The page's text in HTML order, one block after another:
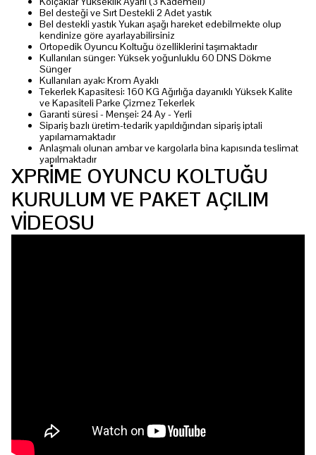
Bel desteği ve Sırt Destekli 2 Adet yastık
Bel destekli yastık Yukarı aşağı hareket edebilmekte olup
kendinize göre ayarlayabilirsiniz
Ortopedik Oyuncu Koltuğu özelliklerini taşımaktadır
Kullanılan sünger: Yüksek yoğunluklu 60 DNS Dökme
Sünger
Kullanılan ayak: Krom Ayaklı
Tekerlek Kapasitesi: 160 KG Ağırlığa dayanıklı Yüksek Kalite
ve Kapasiteli Parke Çizmez Tekerlek
Garanti süresi - Menşei: 24 Ay - Yerli
Sipariş bazlı üretim-tedarik yapıldığından sipariş iptali
yapılamamaktadır
Anlaşmalı olunan ambar ve kargolarla bina kapısında teslimat
yapılmaktadır
XPRİME OYUNCU KOLTUĞU
KURULUM VE PAKET AÇILIM
VİDEOSU